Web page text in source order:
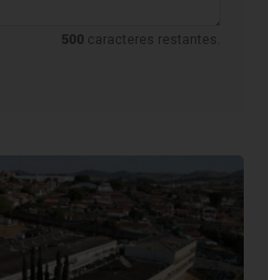
500 caracteres restantes.